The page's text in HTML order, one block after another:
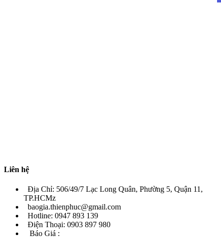
Liên hệ
Địa Chỉ: 506/49/7 Lạc Long Quân, Phường 5, Quận 11,
TP.HCMz
baogia.thienphuc@gmail.com
Hotline: 0947 893 139
Điện Thoại: 0903 897 980
Báo Giá :